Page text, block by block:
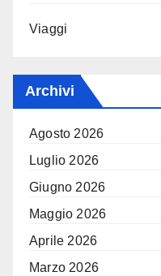
Viaggi
Archivi
Agosto 2026
Luglio 2026
Giugno 2026
Maggio 2026
Aprile 2026
Marzo 2026